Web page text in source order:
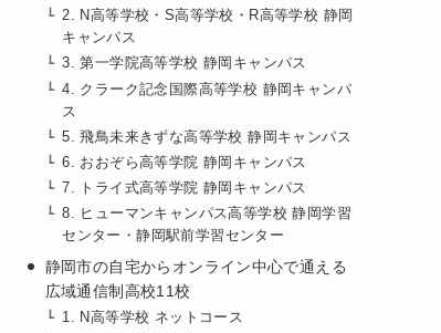
2. N高等学校・S高等学校・R高等学校 静岡
キャンパス
3. 第一学院高等学校 静岡キャンパス
4. クラーク記念国際高等学校 静岡キャンパ
ス
5. 飛鳥未来きずな高等学校 静岡キャンパス
6. おおぞら高等学院 静岡キャンパス
7. トライ式高等学院 静岡キャンパス
8. ヒューマンキャンパス高等学校 静岡学習
センター・静岡駅前学習センター
静岡市の自宅からオンライン中心で通える
広域通信制高校11校
1. N高等学校 ネットコース